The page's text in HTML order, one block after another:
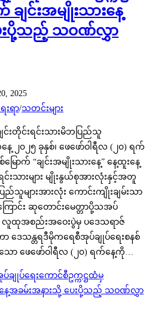
ချင်းအမျိုးသားနေ့
းပို့သည့် သဝဏ်လွှာ
2025
းရာ/သတင်းများ
င်းတိုင်းရင်းသားမိဘပြည်သူ
ေ့ ၂၀၂၅ ခုနှစ်၊ ဖေဖော်ဝါရီလ (၂၀) ရက်
ာက် “ချင်းအမျိုးသားနေ့” နေ့ထူးနေ့
းသားများ မျိုးနွယ်စုအားလုံးနှင့်အတူ
ည်သူများအားလုံး ကောင်းကျိုးချမ်းသာ
ကြောင်း ဆုတောင်းမေတ္တာပို့သအပ်
လူထုအစည်းအဝေးပွဲမှ ပဒေသရာဇ်
ဒေသန္တရဒီမိုကရေစီအုပ်ချုပ်ရေးစနစ်
ော ဖေဖော်ဝါရီလ (၂၀) ရက်နေ့ကို…
ချုပ်ရေးကောင်စီဥက္ကဋ္ဌထံမှ
းနေ့အခမ်းအနားသို့ ပေးပို့သည့် သဝဏ်လွှာ